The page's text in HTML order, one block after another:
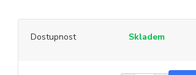
Dostupnost Skladem